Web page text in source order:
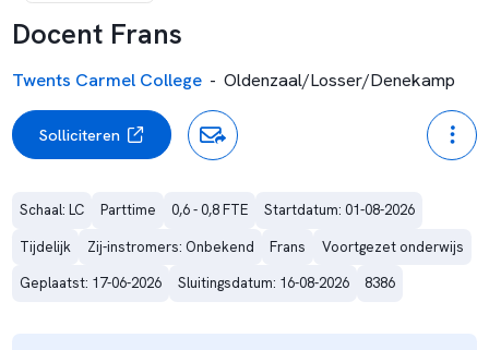
Docent Frans
Twents Carmel College - Oldenzaal/Losser/Denekamp
Solliciteren
Schaal: LC Parttime 0,6 - 0,8 FTE
Startdatum: 01-08-2026
Tijdelijk
Zij-instromers: Onbekend Frans
Voortgezet onderwijs
Geplaatst: 17-06-2026
Sluitingsdatum: 16-08-2026 8386